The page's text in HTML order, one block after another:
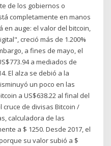
de los gobiernos o
completamente en manos
en auge: el valor del bitcoin,
creció más de 1.200%
a fines de mayo, el
a mediados de
El alza se debió a la
un poco en las
a US$638.22 al final del
cruce de divisas Bitcoin /
calculadora de las
a $ 1250. Desde 2017, el
su valor subió a $